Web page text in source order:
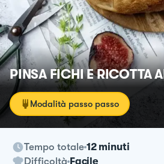
PINSA FICHI E RICOTTA
Modalità passo passo
Tempo totale 12 minuti
Difficoltà Facile